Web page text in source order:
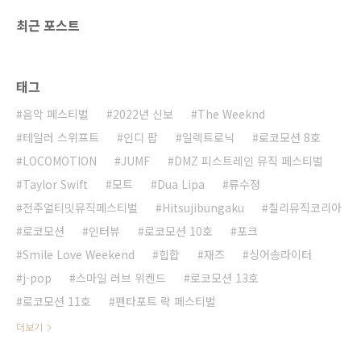
최근 포스트
태그
음악 페스티벌 2022년 신보
The Weeknd
테일러 스위프트
인디 팝 일렉트로닉
로코모션 8호
LOCOMOTION
JUMF
DMZ 피스트레인 뮤직 페스티벌
Taylor Swift
모트 Dua Lipa
류수정
전주얼티밋뮤직페스티벌
Hitsujibungaku
칠리뮤직코리아
로코모션
인터뷰 로코모션 10호
포크
Smile Love Weekend
힙합 재즈
싱어송라이터
j-pop
스마일 러브 위켄드
로코모션 13호
로코모션 11호
펜타포트 락 페스티벌
더보기